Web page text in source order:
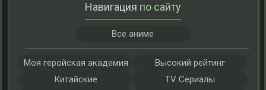
Навигация по сайту
Все аниме
Моя геройская академия
Высокий рейтинг
Китайские
TV Сериалы